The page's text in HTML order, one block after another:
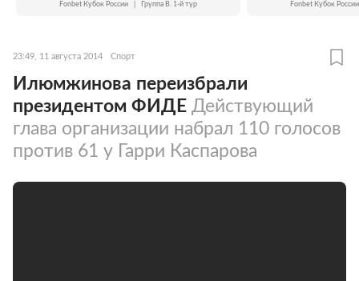
Fonbet Кубок России Группа B. 1-й тур Fonbet Кубок России
23:49, 11 августа 2014 Спорт
Илюмжинова переизбрали
президентом ФИДЕ Действующий
глава организации набрал 110 голосов
против 61 у Гарри Каспарова